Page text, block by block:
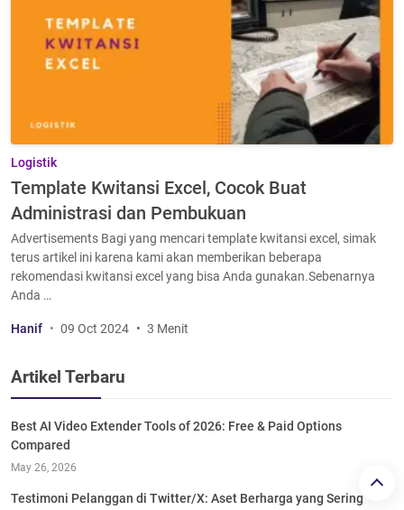
Logistik
Template Kwitansi Excel, Cocok Buat
Administrasi dan Pembukuan
Advertisements Bagi yang mencari template kwitansi excel, simak
terus artikel ini karena kami akan memberikan beberapa
rekomendasi kwitansi excel yang bisa Anda gunakan.Sebenarnya
Anda …
Hanif 09 Oct 2024 3 Menit
Artikel Terbaru
Best AI Video Extender Tools of 2026: Free & Paid Options
Compared
May 26, 2026
Testimoni Pelanggan di Twitter/X: Aset Berharga yang Sering